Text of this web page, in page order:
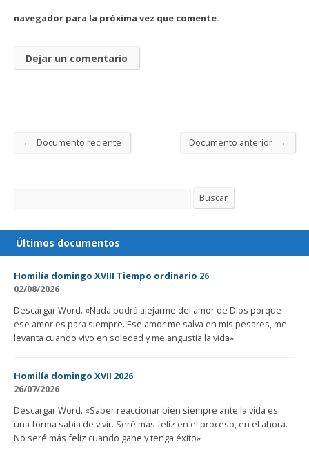
navegador para la próxima vez que comente.
← Documento reciente Documento anterior →
Buscar Buscar
Últimos documentos
Homilía domingo XVIII Tiempo ordinario 26
02/08/2026
Descargar Word. «Nada podrá alejarme del amor de Dios porque
ese amor es para siempre. Ese amor me salva en mis pesares, me
levanta cuando vivo en soledad y me angustia la vida»
Homilía domingo XVII 2026
26/07/2026
Descargar Word. «Saber reaccionar bien siempre ante la vida es
una forma sabia de vivir. Seré más feliz en el proceso, en el ahora.
No seré más feliz cuando gane y tenga éxito»